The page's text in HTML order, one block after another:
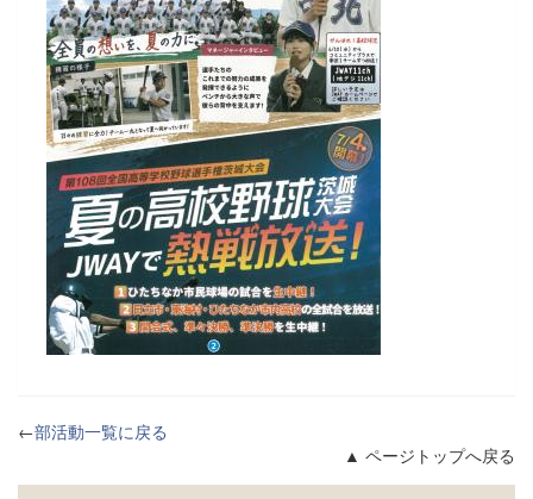
←部活動一覧に戻る
▲ ページトップへ戻る